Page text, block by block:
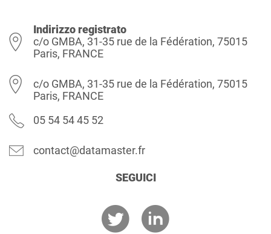
Indirizzo registrato
c/o GMBA, 31-35 rue de la Fédération, 75015
Paris, FRANCE
c/o GMBA, 31-35 rue de la Fédération, 75015
Paris, FRANCE
05 54 54 45 52
contact@datamaster.fr
SEGUICI